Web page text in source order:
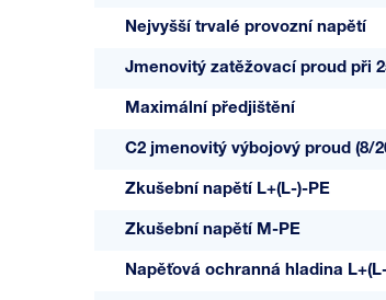
Nejvyšší trvalé provozní napětí
Jmenovitý zatěžovací proud při
Maximální předjištění
C2 jmenovitý výbojový proud (8/
Zkušební napětí L+(L-)-PE
Zkušební napětí M-PE
Napěťová ochranná hladina